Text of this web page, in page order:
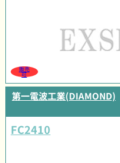
販売
可
第一電波工業(DIAMOND)
FC2410